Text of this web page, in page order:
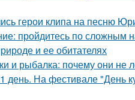
герои клипа на песню
пройдитесь по сложным
и ее обитателях
и рыбалка: почему они не
день. На фестивале "День